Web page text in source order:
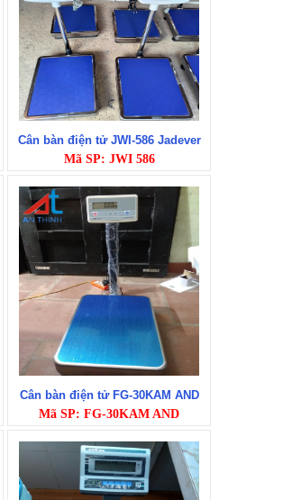
Cân bàn điện tử JWI-586 Jadever
Mã SP: JWI 586
Cân bàn điện tử FG-30KAM AND
Mã SP: FG-30KAM AND